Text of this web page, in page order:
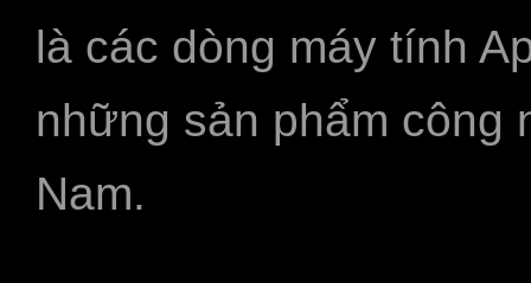
là các dòng máy tính
những sản phẩm công
Nam.